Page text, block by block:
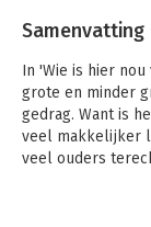
Samenvatting
In 'Wie is hier
grote en minder
gedrag. Want is
veel makkelijker
veel ouders